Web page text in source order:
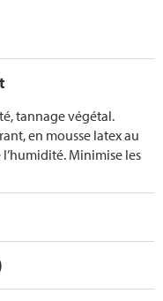
tannage végétal.
en mousse latex au
Minimise les